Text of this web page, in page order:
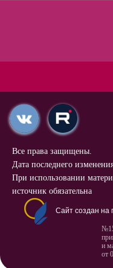
Все права защищены.
Дата последнего
При использовании
источник обязательна
Сайт создан на
и
от